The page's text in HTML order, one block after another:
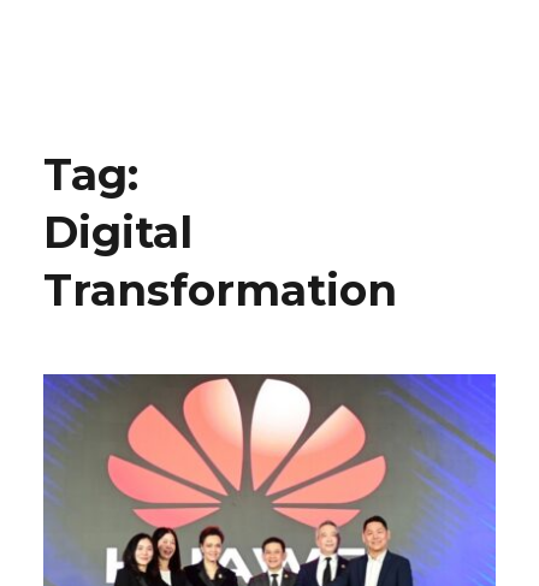
Tag:
Digital
Transformation